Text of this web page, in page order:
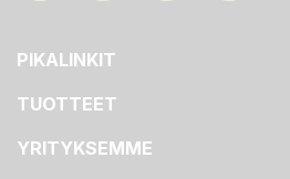
PIKALINKIT
TUOTTEET
YRITYKSEMME